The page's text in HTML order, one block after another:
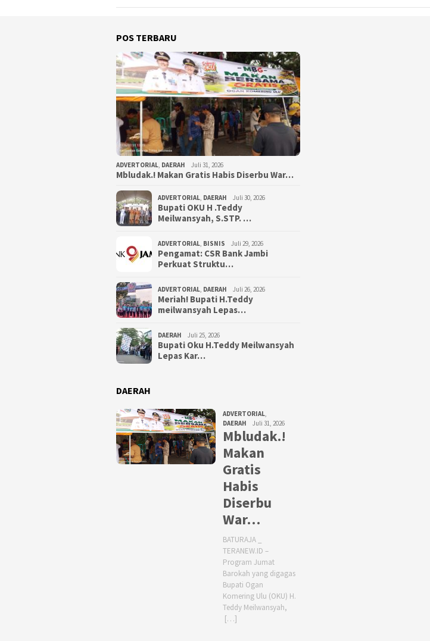
POS TERBARU
ADVERTORIAL DAERAH Juli 31, 2026
Mbludak.! Makan Gratis Habis Diserbu War…
ADVERTORIAL DAERAH Juli 30, 2026
Bupati OKU H .Teddy
Meilwansyah, S.STP. …
ADVERTORIAL BISNIS Juli 29, 2026
Pengamat: CSR Bank Jambi
Perkuat Struktu…
ADVERTORIAL DAERAH Juli 26, 2026
Meriah! Bupati H.Teddy
meilwansyah Lepas…
DAERAH Juli 25, 2026
Bupati Oku H.Teddy Meilwansyah
Lepas Kar…
DAERAH
ADVERTORIAL,
DAERAH
Juli 31, 2026
Mbludak.!
Makan
Gratis
Habis
Diserbu
War…
BATURAJA _
TERANEW.ID –
Program Jumat
Barokah yang digagas
Bupati Ogan
Komering Ulu (OKU) H.
Teddy Meilwansyah,
[…]